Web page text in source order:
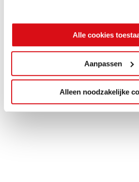
Alle cookies
Aanpassen
Alleen noodzakelijke